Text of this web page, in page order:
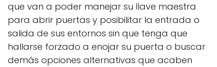
que van a poder manejar su llave maestra
para abrir puertas y posibilitar la entrada o
salida de sus entornos sin que tenga que
hallarse forzado a enojar su puerta o buscar
demás opciones alternativas que acaben